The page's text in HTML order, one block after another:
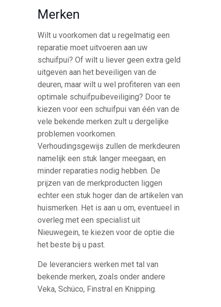
Merken
Wilt u voorkomen dat u regelmatig een
reparatie moet uitvoeren aan uw
schuifpui? Of wilt u liever geen extra geld
uitgeven aan het beveiligen van de
deuren, maar wilt u wel profiteren van een
optimale schuifpuibeveiliging? Door te
kiezen voor een schuifpui van één van de
vele bekende merken zult u dergelijke
problemen voorkomen.
Verhoudingsgewijs zullen de merkdeuren
namelijk een stuk langer meegaan, en
minder reparaties nodig hebben. De
prijzen van de merkproducten liggen
echter een stuk hoger dan de artikelen van
huismerken. Het is aan u om, eventueel in
overleg met een specialist uit
Nieuwegein, te kiezen voor de optie die
het beste bij u past.
De leveranciers werken met tal van
bekende merken, zoals onder andere
Veka, Schüco, Finstral en Knipping.